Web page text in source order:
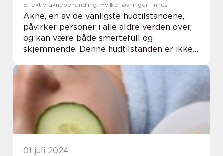
Effektiv aknebehandling: Hvilke løsninger finnes
Akne, en av de vanligste hudtilstandene,
påvirker personer i alle aldre verden over,
og kan være både smertefull og
skjemmende. Denne hudtilstanden er ikke
alvorlige psykiske konsekvenser, ...
01 juli 2024